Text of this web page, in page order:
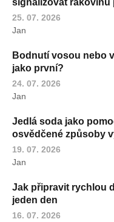
25. 07. 2026
Jan
Bodnutí vosou nebo
jako první?
24. 07. 2026
Jan
Jedlá soda jako
osvědčené způsoby
19. 07. 2026
Jan
Jak připravit rychlou
jeden den
16. 07. 2026